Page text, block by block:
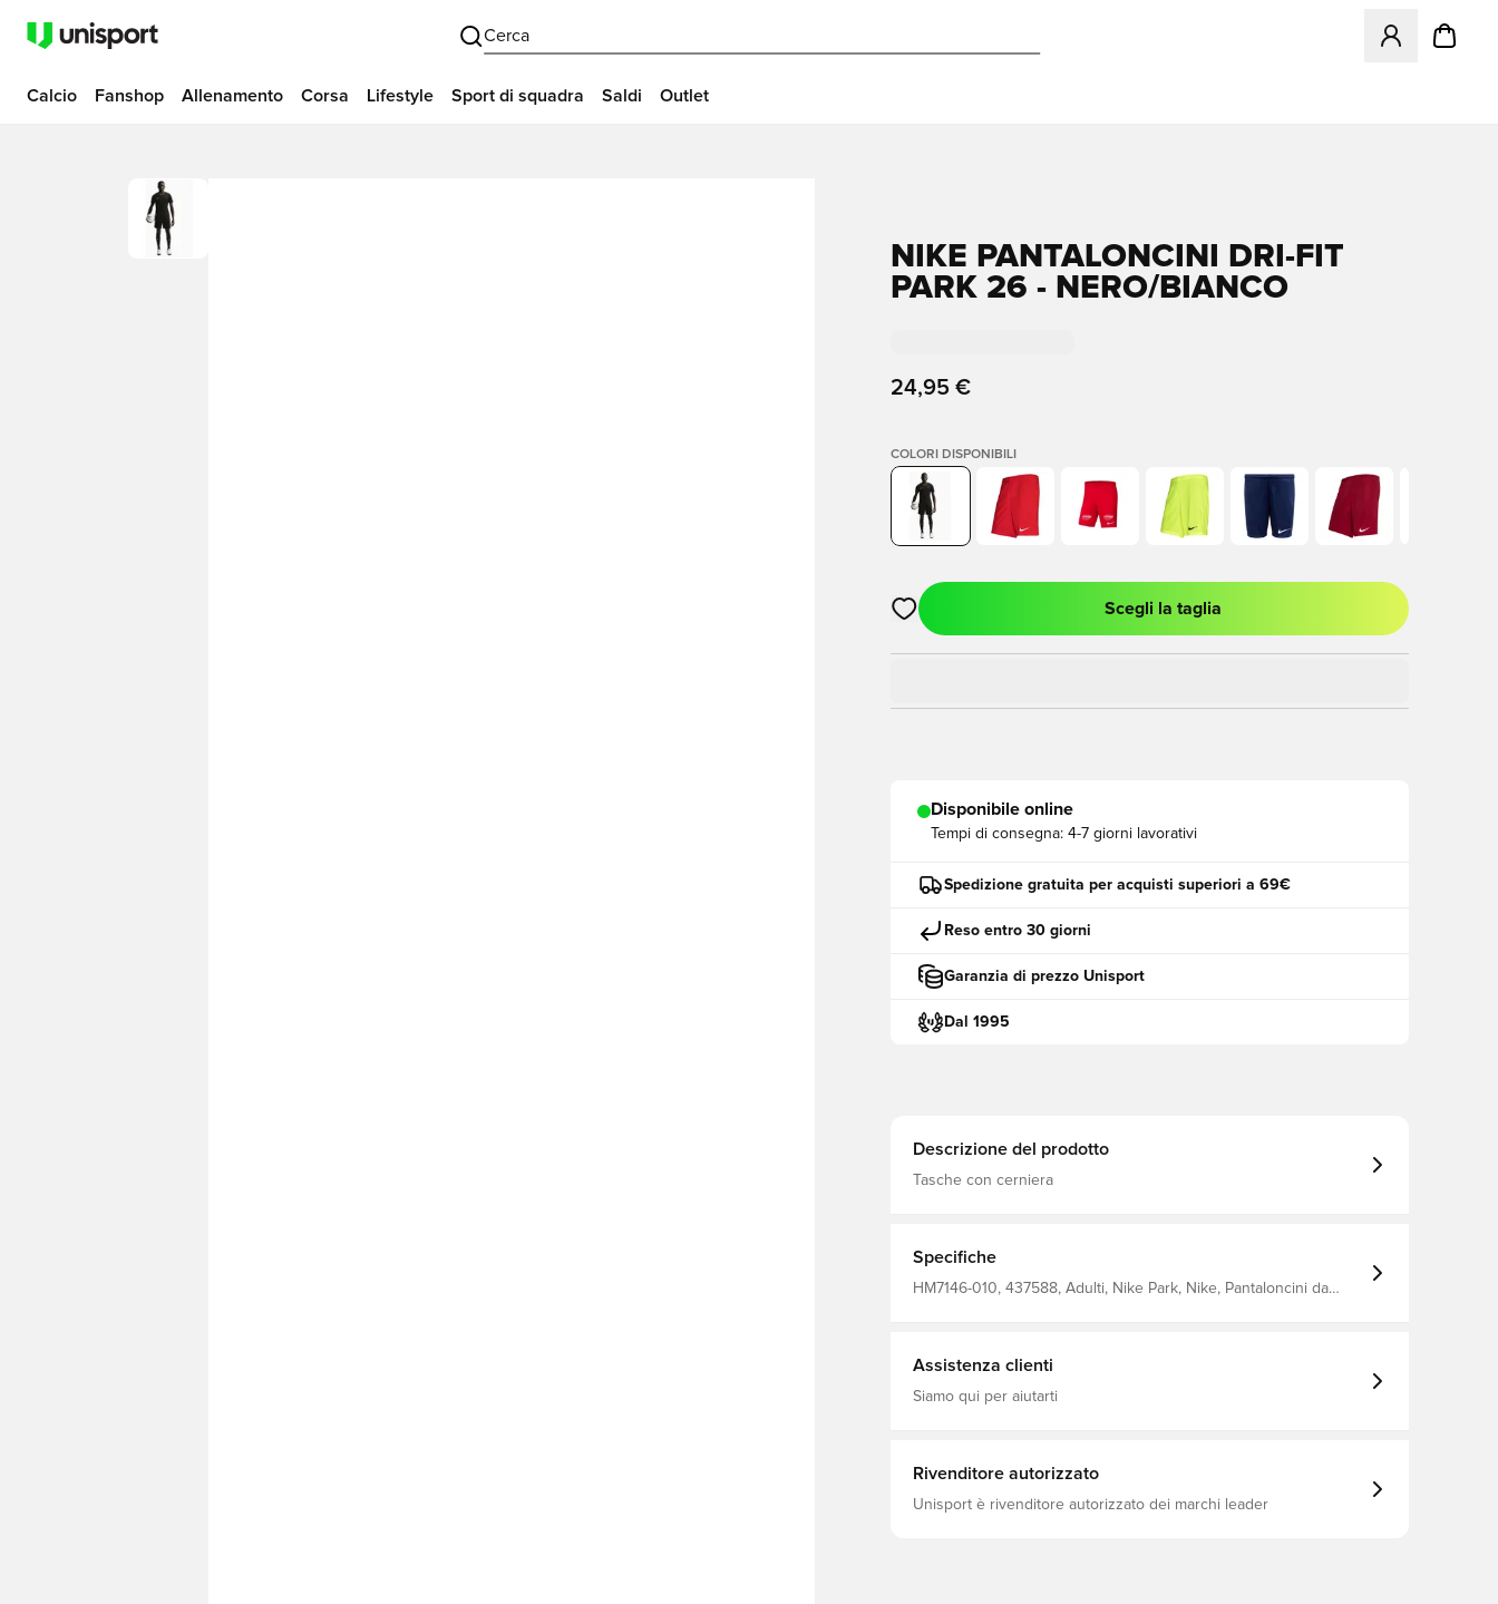
Cerca
Apre una
Calcio Fanshop Allenamento Corsa Lifestyle Sport di squadra Saldi Outlet
NIKE PANTALONCINI DRI-FIT
PARK 26 - NERO/BIANCO
24,95 €
COLORI DISPONIBILI
Apre una finestra modale per accedere o registrarsi come membro
Scegli la taglia
Disponibile online
Tempi di consegna: 4-7 giorni lavorativi
Spedizione gratuita per acquisti superiori a 69€
Reso entro 30 giorni
Garanzia di prezzo Unisport
Dal 1995
Descrizione del prodotto
Tasche con cerniera
Specifiche
HM7146-010, 437588, Adulti, Nike Park, Nike, Pantaloncini da
Assistenza clienti
Siamo qui per aiutarti
Rivenditore autorizzato
Unisport è rivenditore autorizzato dei marchi leader